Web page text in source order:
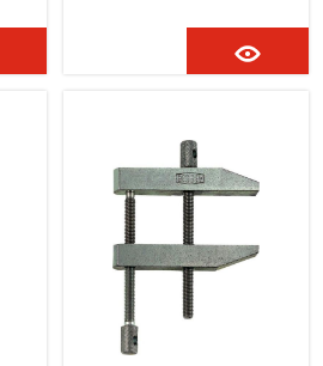
Spreizen • Zwinge kann
durch eine Öffnung am
Werkstück geschoben
Spezialdruckplatte mit
Sinterstahleinlage •
Schwenkbar bis 35° •
Vielseitige
Einsatzmöglichkeiten
durch austauschbare
Gleitbügel Angaben
gemäß
Produktsicherheitsveror
dnung ((EU) 2023/998):
BESSEY Tool GmbH &